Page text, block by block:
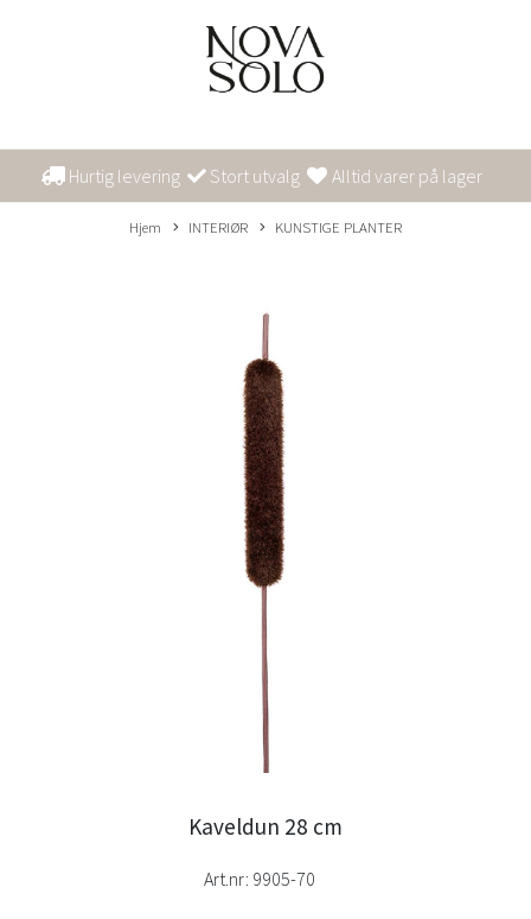
Hurtig levering Stort utvalg Alltid varer på lager
Hjem INTERIØR KUNSTIGE PLANTER
Kaveldun 28 cm
Art.nr: 9905-70